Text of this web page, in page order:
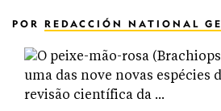
POR REDACCIÓN NATIONAL